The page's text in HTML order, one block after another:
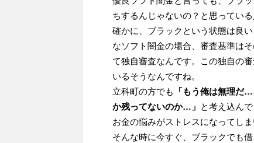
ちするんじゃないの？と思っている
確かに、ブラックという状態は良
なソフト闇金の場合、審査基準は
て独自審査なんです。この独自の
いるそうなんですね。
立科町の方でも
「もう俺は無理だ
か残ってないのか…」 と考え込ん
お金の悩みがストレスになってし
そんな時に今すぐ、ブラックでも